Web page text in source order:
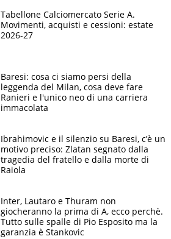
Tabellone Calciomercato Serie A.
Movimenti, acquisti e cessioni: estate
2026-27
Baresi: cosa ci siamo persi della
leggenda del Milan, cosa deve fare
Ranieri e l'unico neo di una carriera
immacolata
Ibrahimovic e il silenzio su Baresi, c’è un
motivo preciso: Zlatan segnato dalla
tragedia del fratello e dalla morte di
Raiola
Inter, Lautaro e Thuram non
giocheranno la prima di A, ecco perchè.
Tutto sulle spalle di Pio Esposito ma la
garanzia è Stankovic